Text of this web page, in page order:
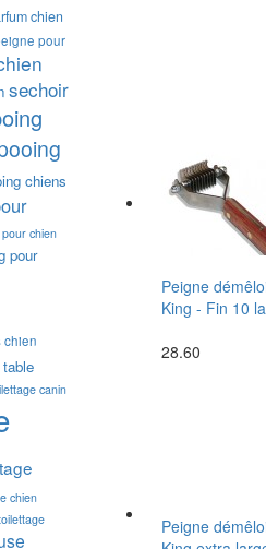
chien
pour
sechoir
chiens
chien
pour
chien
table
canin
chien
Peigne
King - Fin 10
28.60
Peigne